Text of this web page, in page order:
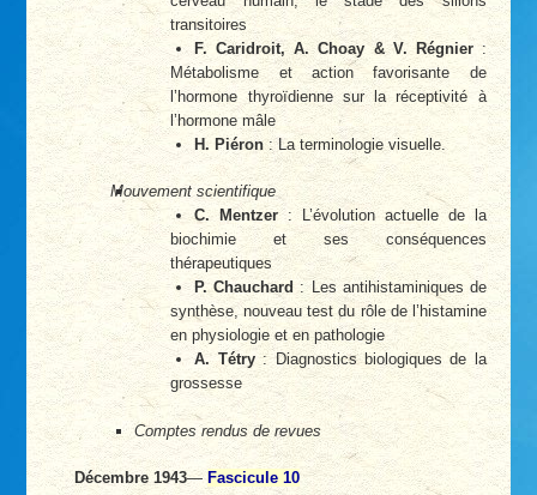
transitoires
F. Caridroit, A. Choay & V. Régnier:
Métabolisme et action favorisante de
l’hormone thyroïdienne sur la réceptivité à
l’hormone mâle
H. Piéron : La terminologie visuelle.
Mouvement scientifique
C. Mentzer: L’évolution actuelle de la
biochimie et ses conséquences
thérapeutiques
P. Chauchard : Les antihistaminiques de
synthèse, nouveau test du rôle de l’histamine
en physiologie et en pathologie
A. Tétry: Diagnostics biologiques de la
grossesse
Comptes rendus de revues
Décembre 1943— Fascicule 10